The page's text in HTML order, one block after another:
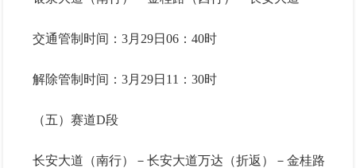
交通管制时间：3月29日06：40时
解除管制时间：3月29日11：30时
（五）赛道D段
长安大道（南行）－长安大道万达（折返）－金桂路